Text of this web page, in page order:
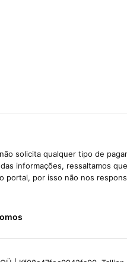
solicita qualquer tipo de
informações, ressaltamos
por isso não nos